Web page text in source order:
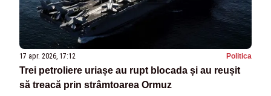
17 apr. 2026, 17:12 Politica
Trei petroliere uriașe au rupt blocada și au reușit
să treacă prin strâmtoarea Ormuz